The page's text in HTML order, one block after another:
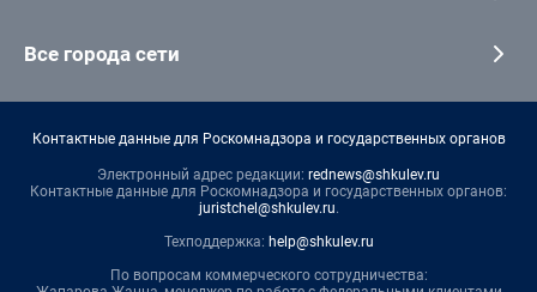
Все города сети
Контактные данные для Роскомнадзора и государственных органов
Электронный адрес редакции: rednews@shkulev.ru
Контактные данные для Роскомнадзора и государственных органов:
juristchel@shkulev.ru.
Техподдержка: help@shkulev.ru
По вопросам коммерческого сотрудничества: